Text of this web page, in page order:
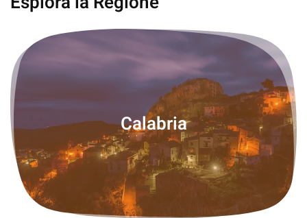
Calabria